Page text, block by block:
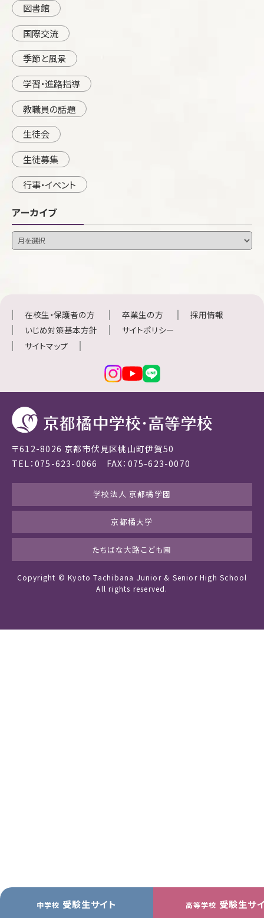
図書館
国際交流
季節と風景
学習・進路指導
教職員の話題
生徒会
生徒募集
行事・イベント
アーカイブ
在校生・保護者の方 卒業生の方
採用情報
いじめ対策基本方針
サイトポリシー
サイトマップ
〒612-8026 京都市伏見区桃山町伊賀50
TEL：075-623-0066 FAX：075-623-0070
学校法人 京都橘学園
京都橘大学
たちばな大路こども園
Copyright © Kyoto Tachibana Junior & Senior High School
All rights reserved.
中学校 受験生サイト 高等学校 受験生サ